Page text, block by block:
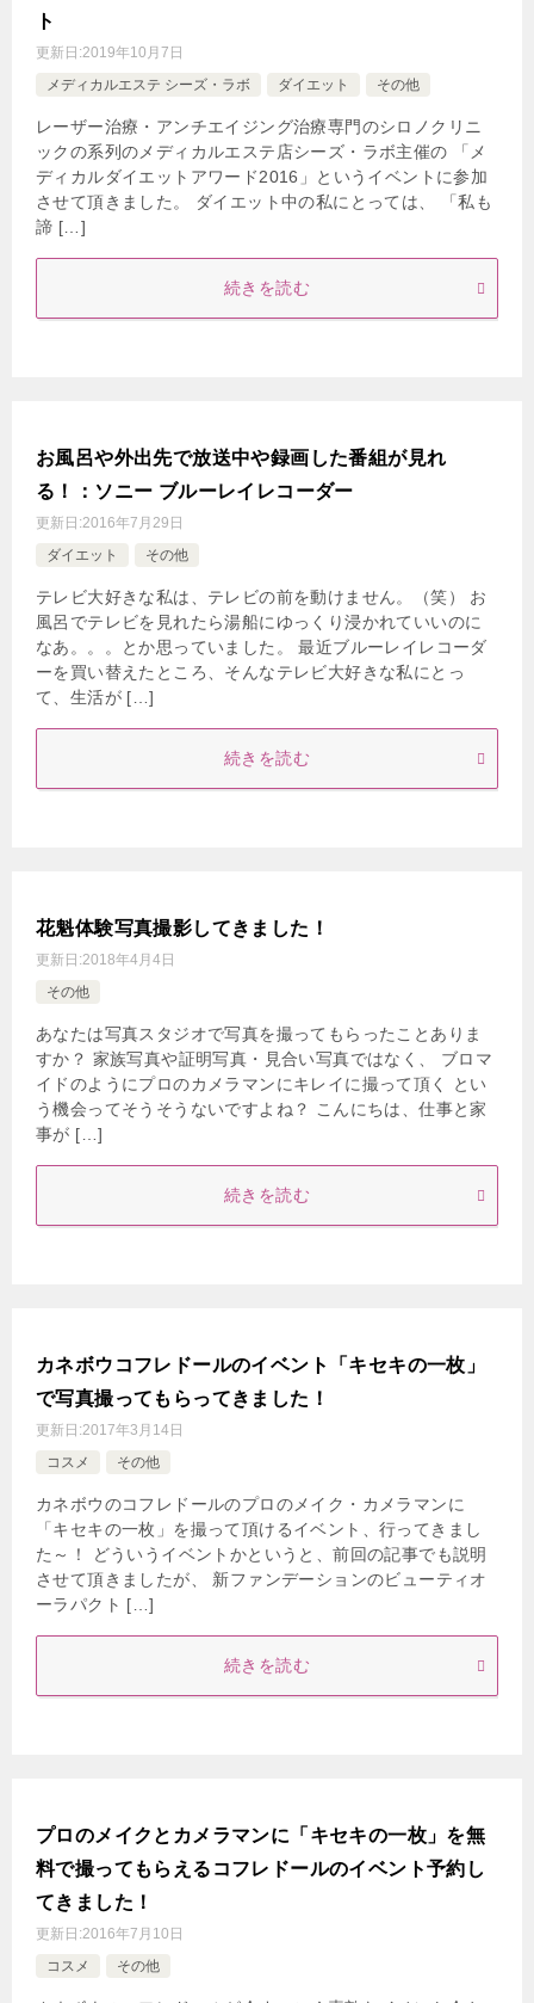
ト
更新日:2019年10月7日
メディカルエステ シーズ・ラボ
ダイエット その他
レーザー治療・アンチエイジング治療専門のシロノクリニ
ックの系列のメディカルエステ店シーズ・ラボ主催の 「メ
ディカルダイエットアワード2016」というイベントに参加
させて頂きました。 ダイエット中の私にとっては、 「私も
諦 […]
続きを読む
お風呂や外出先で放送中や録画した番組が見れ
る！：ソニー ブルーレイレコーダー
更新日:2016年7月29日
ダイエット
その他
テレビ大好きな私は、テレビの前を動けません。（笑） お
風呂でテレビを見れたら湯船にゆっくり浸かれていいのに
なあ。。。とか思っていました。 最近ブルーレイレコーダ
ーを買い替えたところ、そんなテレビ大好きな私にとっ
て、生活が […]
続きを読む
花魁体験写真撮影してきました！
更新日:2018年4月4日
その他
あなたは写真スタジオで写真を撮ってもらったことありま
すか？ 家族写真や証明写真・見合い写真ではなく、 ブロマ
イドのようにプロのカメラマンにキレイに撮って頂く とい
う機会ってそうそうないですよね？ こんにちは、仕事と家
事が […]
続きを読む
カネボウコフレドールのイベント「キセキの一枚」
で写真撮ってもらってきました！
更新日:2017年3月14日
コスメ
その他
カネボウのコフレドールのプロのメイク・カメラマンに
「キセキの一枚」を撮って頂けるイベント、行ってきまし
た～！ どういうイベントかというと、前回の記事でも説明
させて頂きましたが、 新ファンデーションのビューティオ
ーラパクト […]
続きを読む
プロのメイクとカメラマンに「キセキの一枚」を無
料で撮ってもらえるコフレドールのイベント予約し
てきました！
更新日:2016年7月10日
コスメ
その他